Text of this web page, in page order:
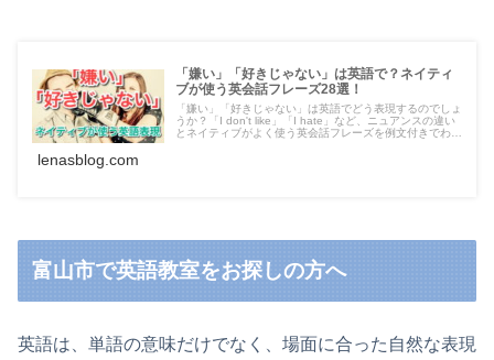
「嫌い」「好きじゃない」は英語で？ネイティ
ブが使う英会話フレーズ28選！
「嫌い」「好きじゃない」は英語でどう表現するのでしょ
うか？「I don't like」「I hate」など、ニュアンスの違い
とネイティブがよく使う英会話フレーズを例文付きでわか
lenasblog.com
富山市で英語教室をお探しの方へ
英語は、単語の意味だけでなく、場面に合った自然な表現